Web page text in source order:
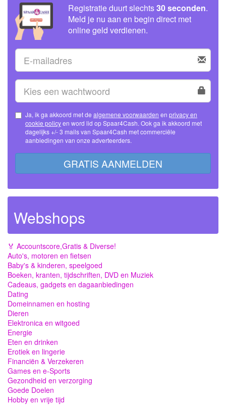
Registratie duurt slechts30 seconden.
Meld je nu aan en begin direct met
online geld verdienen.
Ja, ik ga akkoord met de algemene voorwaarden en privacy en
cookie policy
dagelijks +/- 3 mails van Spaar4Cash met commerciële
aanbiedingen van onze adverteerders.
GRATIS AANMELDEN
Webshops
🏅 Accountscore,Gratis & Diverse!
Auto's, motoren en fietsen
Baby's & kinderen, speelgoed
Boeken, kranten, tijdschriften, DVD en Muziek
Cadeaus, gadgets en dagaanbiedingen
Dating
Domeinnamen en hosting
Dieren
Elektronica en witgoed
Energie
Eten en drinken
Erotiek en lingerie
Financiën & Verzekeren
Games en e-Sports
Gezondheid en verzorging
Goede Doelen
Hobby en vrije tijd